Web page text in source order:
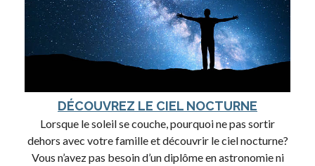
DÉCOUVREZ LE CIEL NOCTURNE
Lorsque le soleil se couche, pourquoi ne pas sortir
dehors avec votre famille et découvrir le ciel nocturne?
Vous n’avez pas besoin d’un diplôme en astronomie ni